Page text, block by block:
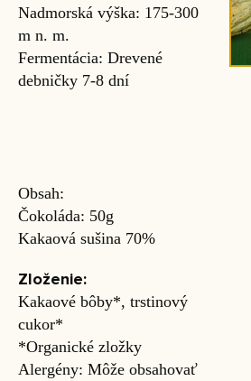
Nadmorská výška: 175-300
m n. m.
Fermentácia: Drevené
debničky 7-8 dní
Obsah:
Čokoláda: 50g
Kakaová sušina 70%
Zloženie:
Kakaové bôby*, trstinový
cukor*
*Organické zložky
Alergény: Môže obsahovať